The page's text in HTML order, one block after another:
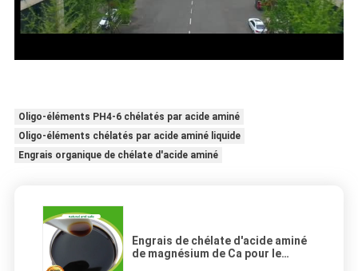
Oligo-éléments PH4-6 chélatés par acide aminé
Oligo-éléments chélatés par acide aminé liquide
Engrais organique de chélate d'acide aminé
Engrais de chélate d'acide aminé
de magnésium de Ca pour le